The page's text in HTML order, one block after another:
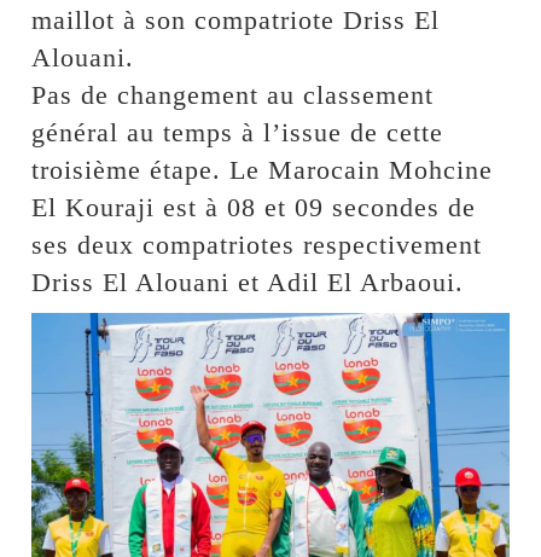
maillot à son compatriote Driss El
Alouani.
Pas de changement au classement
général au temps à l’issue de cette
troisième étape. Le Marocain Mohcine
El Kouraji est à 08 et 09 secondes de
ses deux compatriotes respectivement
Driss El Alouani et Adil El Arbaoui.